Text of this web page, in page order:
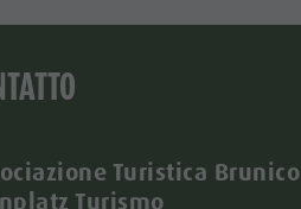
Turistica Brunico
Turismo